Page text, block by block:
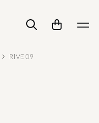
RIVE 09